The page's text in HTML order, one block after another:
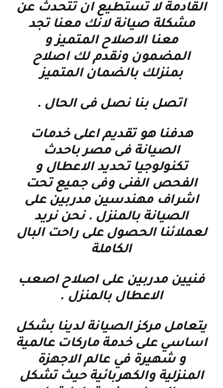
القادمة لا تستطيع ان تتحدث عن
مشكلة صيانة لانك معنا تجد
معنا الاصلاح المتميز و
المضمون ونقدم لك اصلاح
بمنزلك بالضمان المتميز
اتصل بنا نصل فى الحال .
هدفنا هو تقديم اعلى خدمات
الصيانة فى مصر باحدث
تكنولوجيا تحديد الاعطال و
الفحص الفنى وفى جميع تحت
اشراف مهندسين مدربين على
الصيانة بالمنزل . نحن نريد
لعملائنا الحصول على راحت البال
الكاملة
فنيين مدربين على اصلاح اصعب
الاعطال بالمنزل .
يتعامل مركز الصيانة لدينا بشكل
اساسي على خدمة ماركات عالمية
و شهيرة في عالم الاجهزة
المنزلية والكهربائية حيث تشكل